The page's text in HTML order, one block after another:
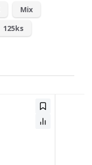
Mix
125ks